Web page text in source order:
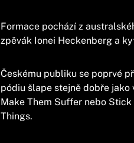
Formace pochází z
zpěvák Ionei Heckenberg a
Českému publiku se poprvé
pódiu šlape stejně dobře jako
Make Them Suffer nebo
Things.